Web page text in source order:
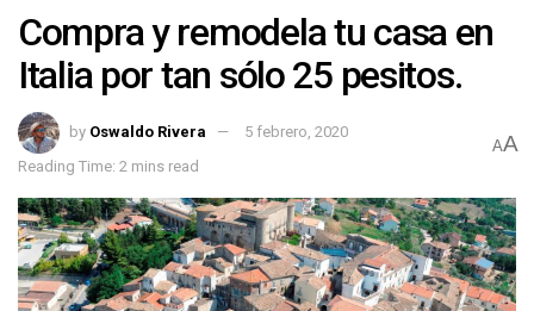
Compra y remodela tu casa en
Italia por tan sólo 25 pesitos.
by Oswaldo Rivera
5 febrero, 2020
Reading Time: 2 mins read
AA